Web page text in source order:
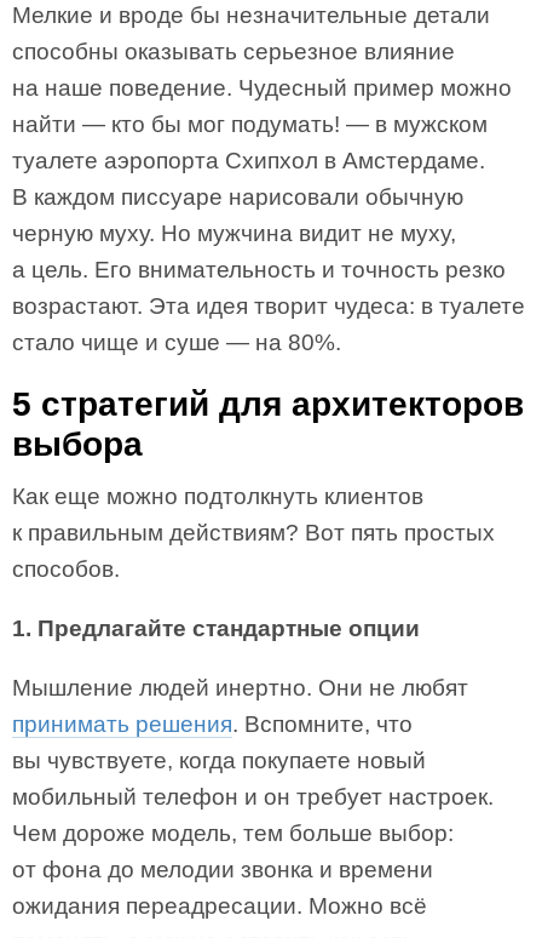
Мелкие и вроде бы незначительные детали
способны оказывать серьезное влияние
на наше поведение. Чудесный пример можно
найти — кто бы мог подумать! — ​в мужском
туалете аэропорта Схипхол в Амстердаме.
В каждом писсуаре нарисовали обычную
черную муху. Но мужчина видит не муху,
а цель. Его внимательность и точность резко
возрастают. Эта идея творит чудеса: в туалете
стало чище и суше — на 80%.
5 стратегий для архитекторов
выбора
Как еще можно подтолкнуть клиентов
к правильным действиям? Вот пять простых
способов.
1. Предлагайте стандартные опции
Мышление людей инертно. Они не любят
принимать решения. Вспомните, что
вы чувствуете, когда покупаете новый
мобильный телефон и он требует настроек.
Чем дороже модель, тем больше выбор:
от фона до мелодии звонка и времени
ожидания переадресации. Можно всё